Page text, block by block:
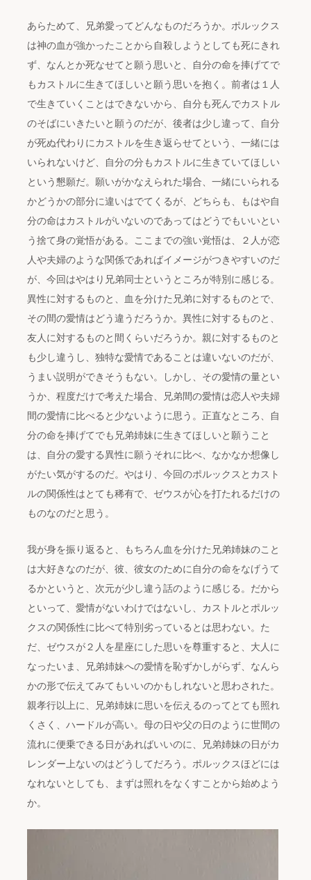
あらためて、兄弟愛ってどんなものだろうか。ポルックス
は神の血が強かったことから自殺しようとしても死にきれ
ず、なんとか死なせてと願う思いと、自分の命を捧げてで
もカストルに生きてほしいと願う思いを抱く。前者は１人
で生きていくことはできないから、自分も死んでカストル
のそばにいきたいと願うのだが、後者は少し違って、自分
が死ぬ代わりにカストルを生き返らせてという、一緒には
いられないけど、自分の分もカストルに生きていてほしい
という懇願だ。願いがかなえられた場合、一緒にいられる
かどうかの部分に違いはでてくるが、どちらも、もはや自
分の命はカストルがいないのであってはどうでもいいとい
う捨て身の覚悟がある。ここまでの強い覚悟は、２人が恋
人や夫婦のような関係であればイメージがつきやすいのだ
が、今回はやはり兄弟同士というところが特別に感じる。
異性に対するものと、血を分けた兄弟に対するものとで、
その間の愛情はどう違うだろうか。異性に対するものと、
友人に対するものと間くらいだろうか。親に対するものと
も少し違うし、独特な愛情であることは違いないのだが、
うまい説明ができそうもない。しかし、その愛情の量とい
うか、程度だけで考えた場合、兄弟間の愛情は恋人や夫婦
間の愛情に比べると少ないように思う。正直なところ、自
分の命を捧げてでも兄弟姉妹に生きてほしいと願うこと
は、自分の愛する異性に願うそれに比べ、なかなか想像し
がたい気がするのだ。やはり、今回のポルックスとカスト
ルの関係性はとても稀有で、ゼウスが心を打たれるだけの
ものなのだと思う。
我が身を振り返ると、もちろん血を分けた兄弟姉妹のこと
は大好きなのだが、彼、彼女のために自分の命をなげうて
るかというと、次元が少し違う話のように感じる。だから
といって、愛情がないわけではないし、カストルとポルッ
クスの関係性に比べて特別劣っているとは思わない。た
だ、ゼウスが２人を星座にした思いを尊重すると、大人に
なったいま、兄弟姉妹への愛情を恥ずかしがらず、なんら
かの形で伝えてみてもいいのかもしれないと思わされた。
親孝行以上に、兄弟姉妹に思いを伝えるのってとても照れ
くさく、ハードルが高い。母の日や父の日のように世間の
流れに便乗できる日があればいいのに、兄弟姉妹の日がカ
レンダー上ないのはどうしてだろう。ポルックスほどには
なれないとしても、まずは照れをなくすことから始めよう
か。